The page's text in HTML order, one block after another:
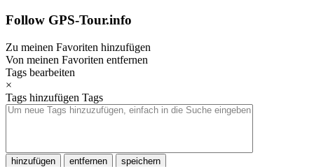
Follow GPS-Tour.info
Zu meinen Favoriten hinzufügen
Von meinen Favoriten entfernen
Tags bearbeiten
×
Tags hinzufügen Tags
hinzufügen entfernen speichern